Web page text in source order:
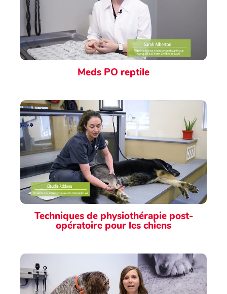
Meds PO reptile
Techniques de physiothérapie post-
opératoire pour les chiens